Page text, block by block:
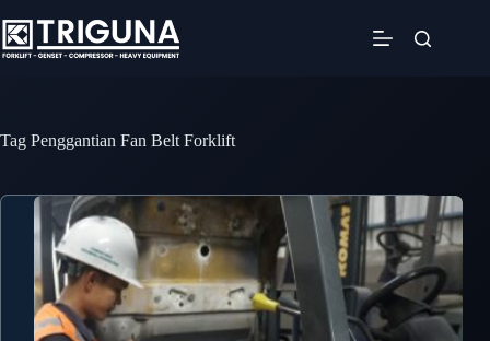
to
content
Tag Penggantian Fan Belt Forklift